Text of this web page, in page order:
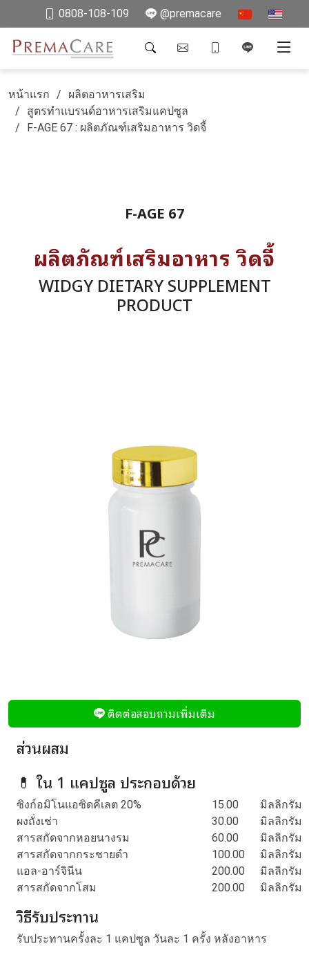
0808-108-109 @premacare
หน้าแรก
ผลิตอาหารเสริม
สูตรทำแบรนด์อาหารเสริมแคปซูล
F-AGE 67 : ผลิตภัณฑ์เสริมอาหาร วิดจี้
F-AGE 67
ผลิตภัณฑ์เสริมอาหาร วิดจี้
WIDGY DIETARY SUPPLEMENT
PRODUCT
ติดต่อสอบถามเพิ่มเติม
ส่วนผสม
💊 ใน 1 แคปซูล ประกอบด้วย
ซิงก์อมิโนแอซิดคีเลต 20% 15.00
มิลลิกรัม
ผงถั่งเช่า
30.00
มิลลิกรัม
สารสกัดจากหอยนางรม
60.00
มิลลิกรัม
สารสกัดจากกระชายดำ
100.00
มิลลิกรัม
แอล-อาร์จินีน
200.00
มิลลิกรัม
สารสกัดจากโสม
200.00 มิลลิกรัม
วิธีรับประทาน
รับประทานครั้งละ 1 แคปซูล วันละ 1 ครั้ง หลังอาหาร